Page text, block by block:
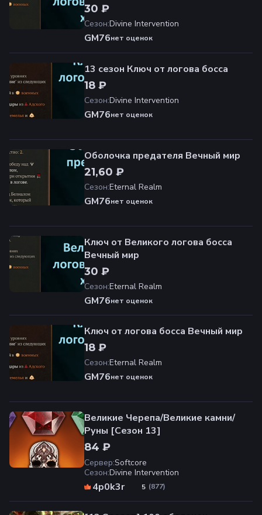
30 ₽
Сезон:Divine Intervention
GM76нет оценок
13 сезон Ключ от логова босса
18 ₽
Сезон:Divine Intervention
GM76нет оценок
Оболочка предателя Вечный мир
21,60 ₽
Сезон:Eternal Realm
GM76нет оценок
Ключ от Великого логова босса
Вечный мир
30 ₽
Сезон:Eternal Realm
GM76нет оценок
Ключ от логова босса Вечный мир
18 ₽
Сезон:Eternal Realm
GM76нет оценок
Великие Черепа/Великие камни/
Руны [Cезон 13]
84 ₽
Сервер:Softcore
Сезон:Divine Intervention
4p0k3r (877)
5